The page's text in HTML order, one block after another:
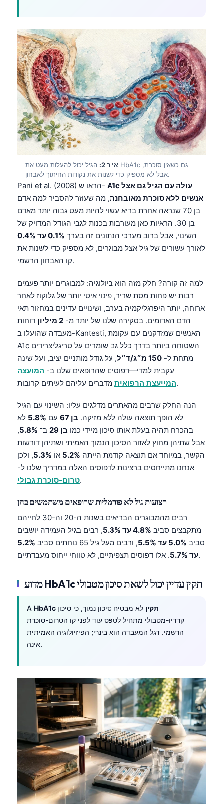
איור 2:
הגיל יכול להעלות מעט את HbA1c גם כשאין סוכרת,
אבל לא מספיק כדי לשנות את נקודות החיתוך לאבחון.
Pani et al. (2008) הראו ש- A1c עולה עם הגיל גם אצל
אנשים ללא סוכרת מאובחנת, מה שעוזר להסביר למה אדם
בן 70 שנראה אחרת בריא עשוי להיות מעט גבוה יותר מאדם
בן 30. הראיות כאן מעורבות בכנות לגבי הגודל המדויק של
השינוי, אבל ברוב מערכי הנתונים זה בערך 0.1% עד 0.4%
לאורך עשורים של גיל אצל מבוגרים, לא מספיק כדי לשנות את
קו האבחון הרשמי.
למה זה קורה? חלק מזה הוא ביולוגיה: למבוגרים יותר פעמים
רבות יש פחות מסת שריר, פינוי איטי יותר של גלוקוז לאחר
ארוחה, יותר היפרגליקמיה בערב, ושינויים עדינים במחזור תאי
הדם האדומים. בסקירה שלנו של יותר מ- 2 מיליון
דוחות
מעבדה שהועלו ב-Kantesti, האנשים שמזדקנים עם עקומת
A1c השטוחה ביותר בדרך כלל גם שומרים על טריגליצרידים
מתחת ל- 150 מ״ג/ד״ל
, על גודל מותניים יציב, ועל שינה
עקבית למדי—דפוסים שהרופאים שלנו ב- המועצה
המייעצת הרפואיתמדברים עליהם לעיתים קרובות.
הנה החלק שרבים מהאתרים מדלגים עליו: השינוי עם הגיל
לא הופך תוצאה עולה ללא מזיקה. בן 67 עִם 5.8% לא
בהכרח תהיה בעלת אותו סיכון מיידי כמו בן 29 ב־ 5.8%
,
אבל שתיהן מחוץ לאזור הסיכון הנמוך האמיתי ושתיהן דורשות
הקשר, במיוחד אם תוצאה קודמת הייתה 5.2% אוֹ 5.3%, ולכן
אנחנו מתייחסים ברצינות לדפוסים האלה במדריך שלנו ל-
טרום-סוכרת גבולי.
רצועות גיל לא פורמליות שרופאים משתמשים בהן
רבים מהמבוגרים הבריאים בשנות ה-20 וה-30 לחייהם
מתקבצים סביב 4.8% עד 5.3%
, רבים בגיל העמידה יושבים
סביב 5.0% עד 5.5% , ורבים מעל גיל 65 נוחתים סביב
5.2%
עד 5.7%. אלו דפוסים תצפיתיים, לא טווחי ייחוס מעבדתיים.
מדוע HbA1c תקין עדיין יכול לשאת סיכון מטבולי
A HbA1c תקין לא מבטיח סיכון נמוך, כי סיכון
קרדיו-מטבולי מתחיל לטפס עוד לפני קו הטרום-סוכרת
הרשמי. דגל המעבדה הוא בינרי; הפיזיולוגיה האמיתית
אינה.